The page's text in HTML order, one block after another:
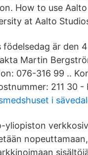
How to use
at Aalto
födelsedag är den
Martin
076-316 99 ..
211 30
i
yliopiston